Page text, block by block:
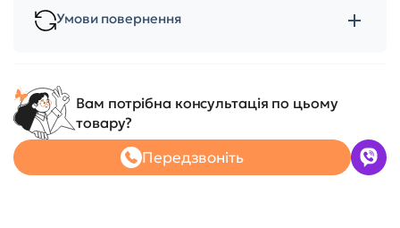
Умови повернення
Вам потрібна консультація по цьому
товару?
Передзвоніть